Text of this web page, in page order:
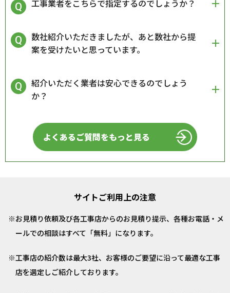
工事業者をこちらで指定するのでしょうか？
数社紹介いただきましたが、あと数社から提
案を受けたいと思っています。
紹介いただく業者は安心できるのでしょう
か？
よくあるご質問をもっと見る
サイトご利用上の注意
お見積り依頼及び各工事店からのお見積り提示、各種お電話・メ
ールでの相談はすべて「無料」になります。
工事店の紹介数は最大3社、お客様のご要望に沿って最適な工事
店を選定しご紹介しております。